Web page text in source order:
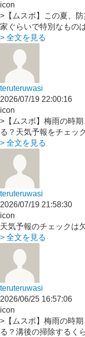
icon
>【ムスボ】この夏、
家ぐらいで特別なもの
> 全文を見る
teruteruwasi
2026/07/19 22:00:16
icon
>【ムスボ】梅雨の時
る？天気予報をチェッ
> 全文を見る
teruteruwasi
2026/07/19 21:58:30
icon
天気予報のチェックは
> 全文を見る
teruteruwasi
2026/06/25 16:57:06
icon
>【ムスボ】梅雨の時
る？溝後の掃除するく